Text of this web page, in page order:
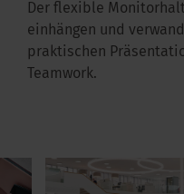
Der flexible
einhängen und
praktischen
Teamwork.